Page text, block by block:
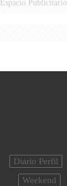
Espacio Publicitario
Diario Perfil
Weekend